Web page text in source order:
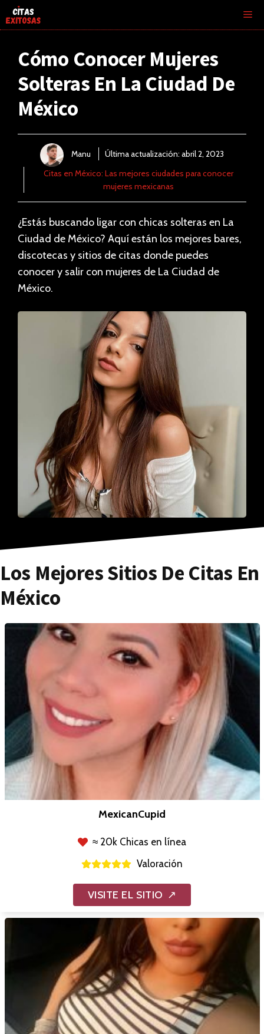
Saltar
al
Cómo Conocer Mujeres
Solteras En La Ciudad De
México
Manu Última actualización: abril 2, 2023
Citas en México: Las mejores ciudades para conocer
mujeres mexicanas
¿Estás buscando ligar con chicas solteras en La
Ciudad de México? Aquí están los mejores bares,
discotecas y sitios de citas donde puedes
conocer y salir con mujeres de La Ciudad de
México.
Los Mejores Sitios De Citas En
México
MexicanCupid
≈ 20k Chicas en línea
Valoración
VISITE EL SITIO